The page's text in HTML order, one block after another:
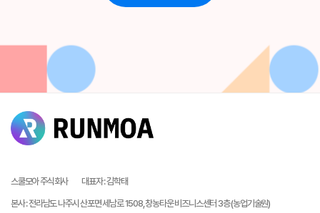
스쿨모아 주식회사 대표자:김학태
본사:전라남도 나주시 산포면 세남로 1508, 창농타운 비즈니스센터 3층 (농업기술원)